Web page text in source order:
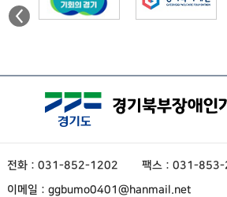
전화 : 031-852-1202
팩스 : 031-
이메일 : ggbumo0401@hanmail.net